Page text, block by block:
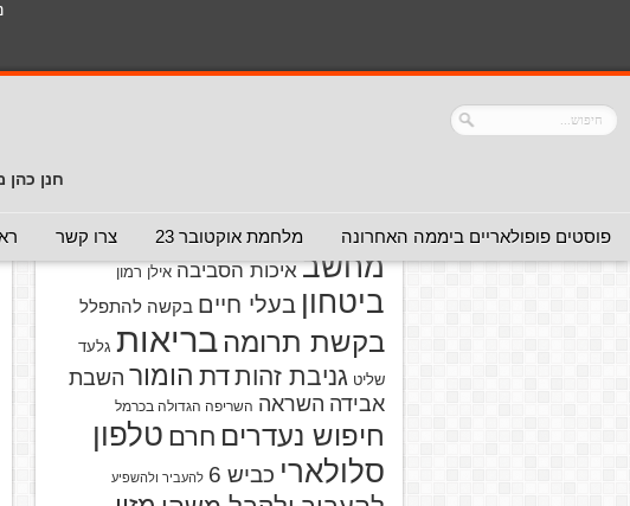
חנן כהן
פוסטים פופולאריים ביממה האחרונה מלחמת אוקטובר 23 צרו קשר
מפני מוצריםאזהרת וירוס
מחשב איכות הסביבה אילן רמון
ביטחון בעלי חיים בקשה להתפלל
בקשת תרומהבריאות גלעד
שליט גניבת זהותדת הומור השבת
אבידה השראה השריפה הגדולה בכרמל
חיפוש נעדרים חרם טלפון
סלולארי כביש 6 להעביר ולהשפיע